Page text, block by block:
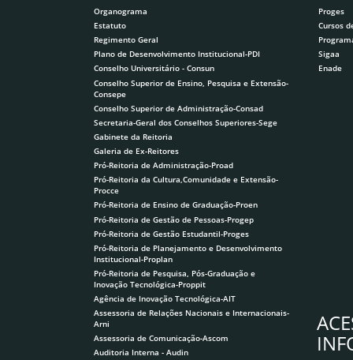
Organograma
Estatuto
Regimento Geral
Plano de Desenvolvimento Institucional-PDI
Conselho Universitário - Consun
Conselho Superior de Ensino, Pesquisa e Extensão-
Consepe
Conselho Superior de Administração-Consad
Secretaria-Geral dos Conselhos Superiores-Sege
Gabinete da Reitoria
Galeria de Ex-Reitores
Pró-Reitoria de Administração-Proad
Pró-Reitoria da Cultura,Comunidade e Extensão-
Procce
Pró-Reitoria de Ensino de Graduação-Proen
Pró-Reitoria de Gestão de Pessoas-Progep
Pró-Reitoria de Gestão Estudantil-Proges
Pró-Reitoria de Planejamento e Desenvolvimento
Institucional-Proplan
Pró-Reitoria de Pesquisa, Pós-Graduação e
Inovação Tecnológica-Proppit
Agência de Inovação Tecnológica-AIT
Assessoria de Relações Nacionais e Internacionais-
Arni
Assessoria de Comunicação-Ascom
Auditoria Interna - Audin
Proges
Cursos
Sigaa
Enade